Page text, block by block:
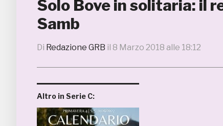
Solo Bove in solitaria: il
Samb
Di Redazione GRB il 8 Marzo 2018 alle 18:12
Altro in Serie C: